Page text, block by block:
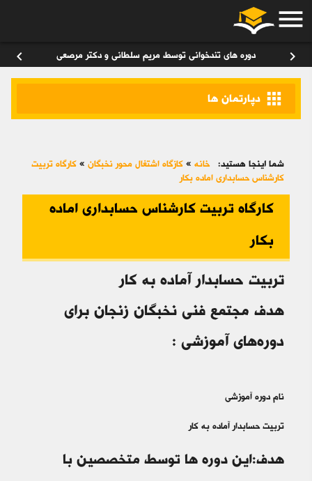
menu
chevron_right دوره های تندخوانی توسط مریم سلطانی و دکتر مرصعی chevron_left
apps دپارتمان ها
شما اینجا هستید: خانه » کازگاه اشتغال محور نخبگان » کارگاه تربیت
کارشناس حسابداری اماده بکار
کارگاه تربیت کارشناس حسابداری اماده
بکار
تربیت حسابدار آماده به کار
هدف مجتمع فنی نخبگان زنجان برای
دوره‌های آموزشی :
نام دوره آموزشی
تربیت حسابدار آماده به کار
هدف:این دوره ها توسط متخصصین با